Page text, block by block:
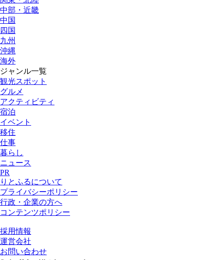
中部・近畿
中国
四国
九州
沖縄
海外
ジャンル一覧
観光スポット
グルメ
アクティビティ
宿泊
イベント
移住
仕事
暮らし
ニュース
PR
りとふるについて
プライバシーポリシー
行政・企業の方へ
コンテンツポリシー
採用情報
運営会社
お問い合わせ